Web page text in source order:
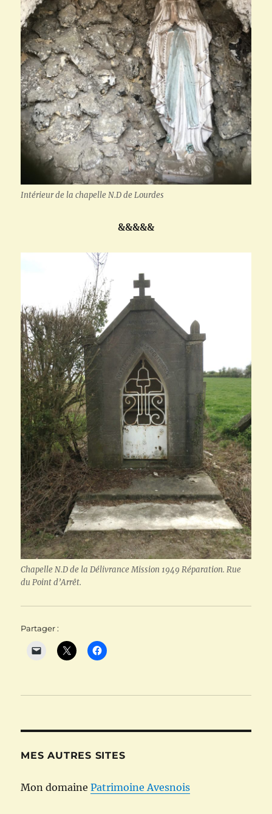
Intérieur de la chapelle N.D de Lourdes
&&&&&
Chapelle N.D de la Délivrance Mission 1949 Réparation. Rue
du Point d’Arrêt.
Partager :
MES AUTRES SITES
Mon domainePatrimoine Avesnois